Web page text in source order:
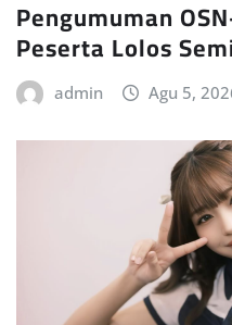
Pengumuman
Peserta Lolos
admin Agu 5,